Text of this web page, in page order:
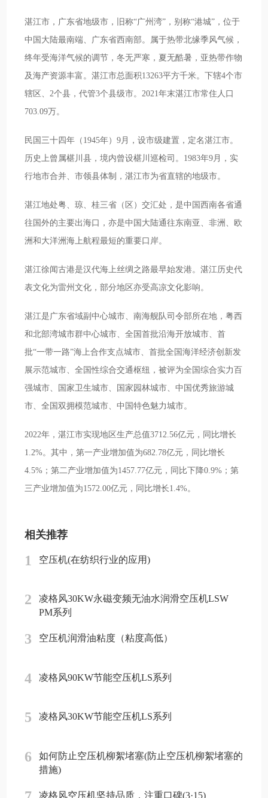
湛江市，广东省地级市，旧称“广州湾”，别称“港城”，位于
中国大陆最南端、广东省西南部。属于热带北缘季风气候，
终年受海洋气候的调节，冬无严寒，夏无酷暑，亚热带作物
及海产资源丰富。湛江市总面积13263平方千米。下辖4个市
辖区、2个县，代管3个县级市。2021年末湛江市常住人口
703.09万。
民国三十四年（1945年）9月，设市级建置，定名湛江市。
历史上曾属椹川县，境内曾设椹川巡检司。1983年9月，实
行地市合并、市领县体制，湛江市为省直辖的地级市。
湛江地处粤、琼、桂三省（区）交汇处，是中国西南各省通
往国外的主要出海口，亦是中国大陆通往东南亚、非洲、欧
洲和大洋洲海上航程最短的重要口岸。
湛江徐闻古港是汉代海上丝绸之路最早始发港。湛江历史代
表文化为雷州文化，部分地区亦受高凉文化影响。
湛江是广东省域副中心城市、南海舰队司令部所在地，粤西
和北部湾城市群中心城市、全国首批沿海开放城市、首
批“一带一路”海上合作支点城市、首批全国海洋经济创新发
展示范城市、全国性综合交通枢纽，被评为全国综合实力百
强城市、国家卫生城市、国家园林城市、中国优秀旅游城
市、全国双拥模范城市、中国特色魅力城市。
2022年，湛江市实现地区生产总值3712.56亿元，同比增长
1.2%。其中，第一产业增加值为682.78亿元，同比增长
4.5%；第二产业增加值为1457.77亿元，同比下降0.9%；第
三产业增加值为1572.00亿元，同比增长1.4%。
相关推荐
1 空压机(在纺织行业的应用)
2
凌格风30KW永磁变频无油水润滑空压机LSW
PM系列
3 空压机润滑油粘度（粘度高低）
4 凌格风90KW节能空压机LS系列
5 凌格风30KW节能空压机LS系列
6
如何防止空压机柳絮堵塞(防止空压机柳絮堵塞的
措施)
凌格风空压机坚持品质，注重口碑(3·15)